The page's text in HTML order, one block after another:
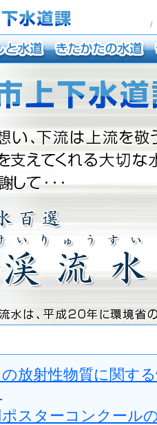
/
放射性物質に関す
スターコンクール